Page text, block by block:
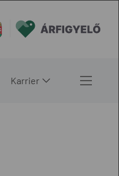
Karrier